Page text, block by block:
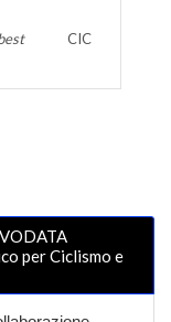
CIC
per Ciclismo e